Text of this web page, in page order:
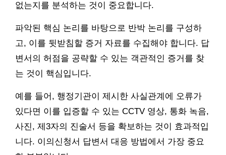
없는지를 분석하는 것이 중요합니다.
파악된 핵심 논리를 바탕으로 반박 논리를 구성하
고, 이를 뒷받침할 증거 자료를 수집해야 합니다. 답
변서의 허점을 공략할 수 있는 객관적인 증거를 찾
는 것이 핵심입니다.
예를 들어, 행정기관이 제시한 사실관계에 오류가
있다면 이를 입증할 수 있는 CCTV 영상, 통화 녹음,
사진, 제3자의 진술서 등을 확보하는 것이 효과적입
니다. 이의신청서 답변서 대응 방법에서 가장 중요